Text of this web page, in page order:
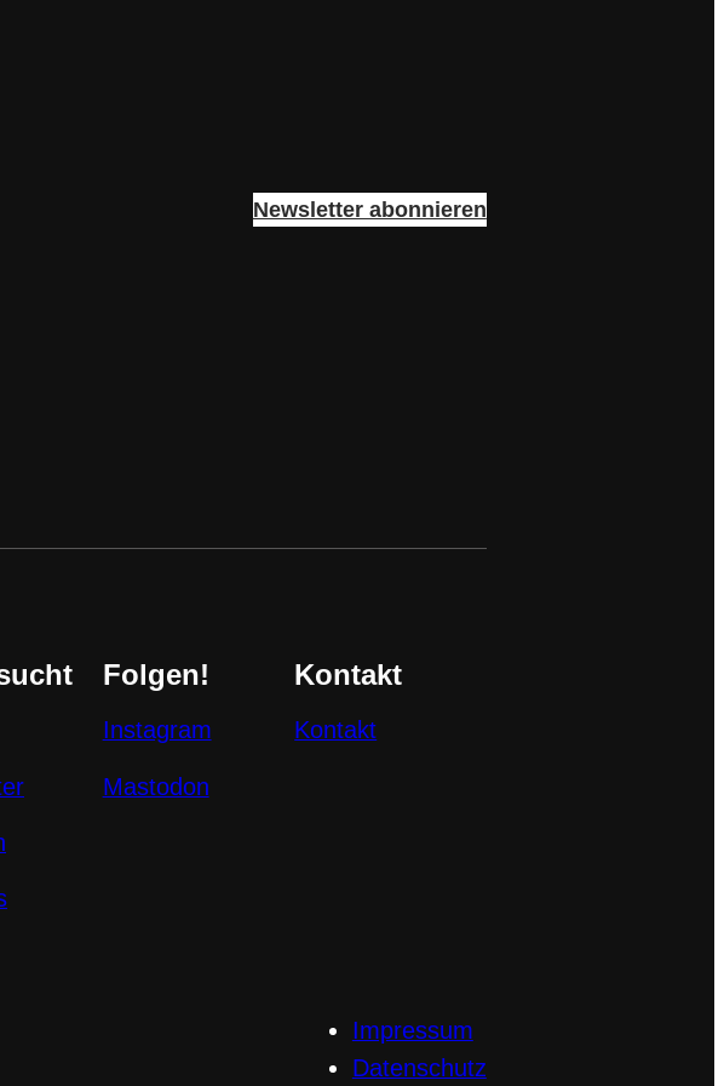
Newsletter abonnieren
Folgen!
Instagram
Mastodon
Kontakt
Kontakt
Impressum
Datenschutz